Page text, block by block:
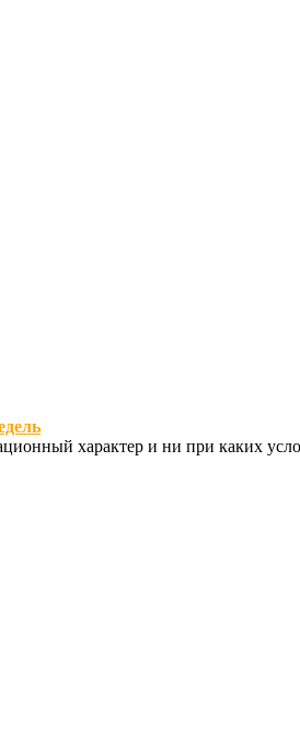
характер и ни при каких